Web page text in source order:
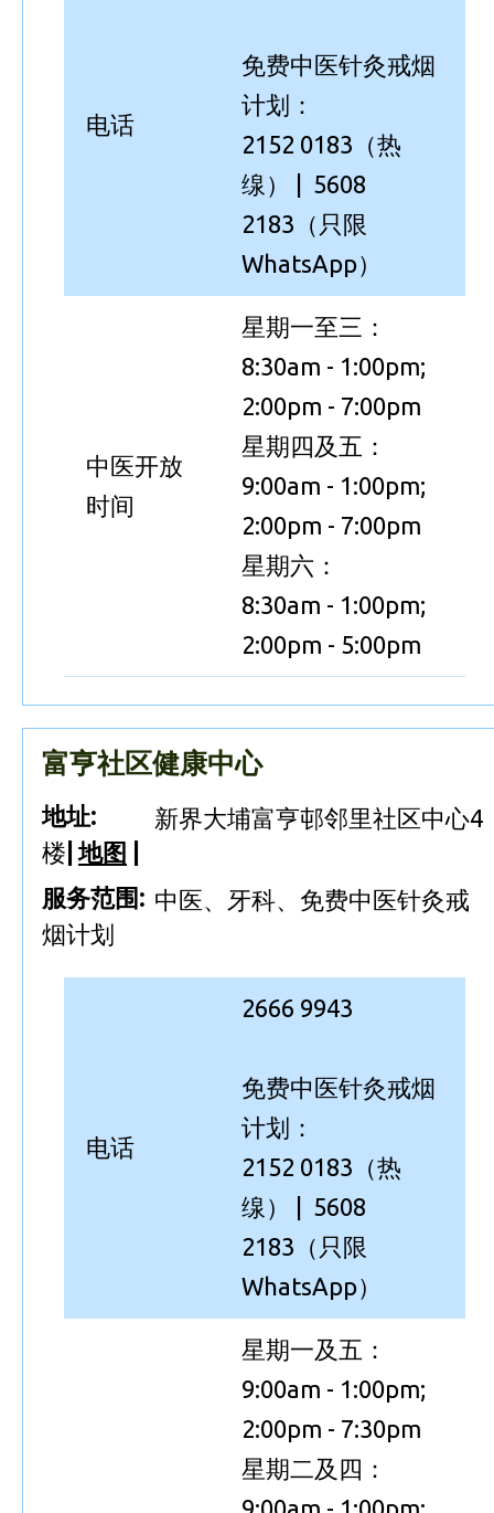
电话
免费中医针灸戒烟
计划：
2152 0183（热
缐） | 5608
2183（只限
WhatsApp）
中医开放
时间
星期一至三：
8:30am - 1:00pm;
2:00pm - 7:00pm
星期四及五：
9:00am - 1:00pm;
2:00pm - 7:00pm
星期六：
8:30am - 1:00pm;
2:00pm - 5:00pm
富亨社区健康中心
地址:
新界大埔富亨邨邻里社区中心4
楼 地图
服务范围: 中医、牙科、免费中医针灸戒
烟计划
电话
2666 9943
免费中医针灸戒烟
计划：
2152 0183（热
缐） | 5608
2183（只限
WhatsApp）
星期一及五：
9:00am - 1:00pm;
2:00pm - 7:30pm
星期二及四：